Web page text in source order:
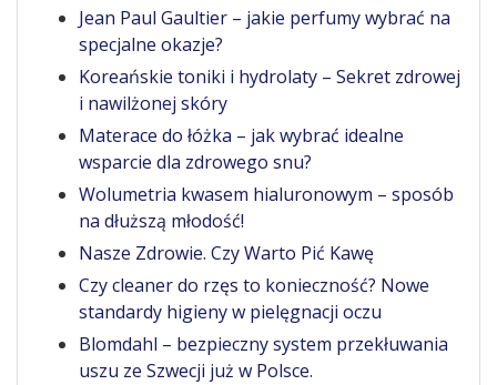
Jean Paul Gaultier – jakie perfumy wybrać na
specjalne okazje?
Koreańskie toniki i hydrolaty – Sekret zdrowej
i nawilżonej skóry
Materace do łóżka – jak wybrać idealne
wsparcie dla zdrowego snu?
Wolumetria kwasem hialuronowym – sposób
na dłuższą młodość!
Nasze Zdrowie. Czy Warto Pić Kawę
Czy cleaner do rzęs to konieczność? Nowe
standardy higieny w pielęgnacji oczu
Blomdahl – bezpieczny system przekłuwania
uszu ze Szwecji już w Polsce.